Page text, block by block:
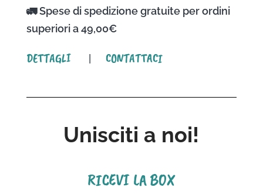
🚛 Spese di spedizione gratuite per ordini
superiori a 49,00€
DETTAGLI| CONTATTACI
Unisciti a noi!
RICEVI LA BOX